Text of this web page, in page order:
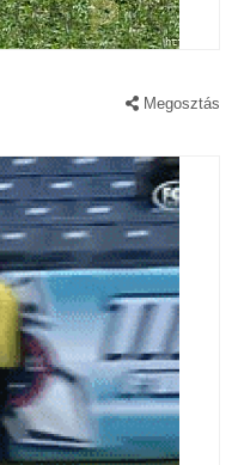
Megosztás